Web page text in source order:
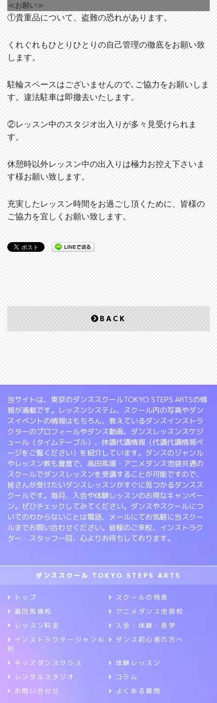
≪お願い≫
①貴重品について、盗難の恐れがあります。
くれぐれもひとりひとりの自己管理の徹底をお願い致
します。
駐輪スペースはございませんので､ご協力をお願いしま
す。違法駐車は即撤去いたします。
②レッスン中のスタジオ出入りが多々見受けられま
す。
休憩時以外レッスン中の出入りは極力お控え下さいま
す様お願い致します。
充実したレッスン時間をお過ごし頂くために、皆様の
ご協力を宜しくお願い致します。
BACK
当サイトは、東京のダンススクールTOKYO STEPS ARTSの情
報が満載です。レッスンシステム、スクール内の写真やダン
スイベントの情報はもちろん、教えているダンスインストラ
クターのプロフィールやダンス動画、ダンスレッスンスケジ
ュール（タイムテーブル）、休講代講情報（代講代講情報ペ
ージをご覧ください）を紹介しています。ダンスのジャンル
やレッスン数も豊富で、高田馬場・アニメダンス池袋共通の
スクールでダンスレッスンを受講することが可能ですので、
皆さんが受けたいダンスレッスンがすぐに見つかるダンスス
クールです。毎月、入会や体験レッスンのお得なキャンペー
ン。ぜひチェックしてみてください。ダンスやスクールにつ
いてのわからないことは電話、メールにてお気軽に当スクー
ルまでお問い合わせください。皆様のご来校、インストラク
ター・スタッフ一同、心よりお待ちしております。
ダンススクール TOKYO STEPS ARTS
トップ
スクールの特長
高田馬場校
アニメダンス池袋校
レッスン料金
入会・体験・見学
インストラクタージャンル
別
ダンス初心者の方へ
キッズダンスクラス
体験レッスン
レンタルスタジオ
コラム
お問い合わせ
よくある質問